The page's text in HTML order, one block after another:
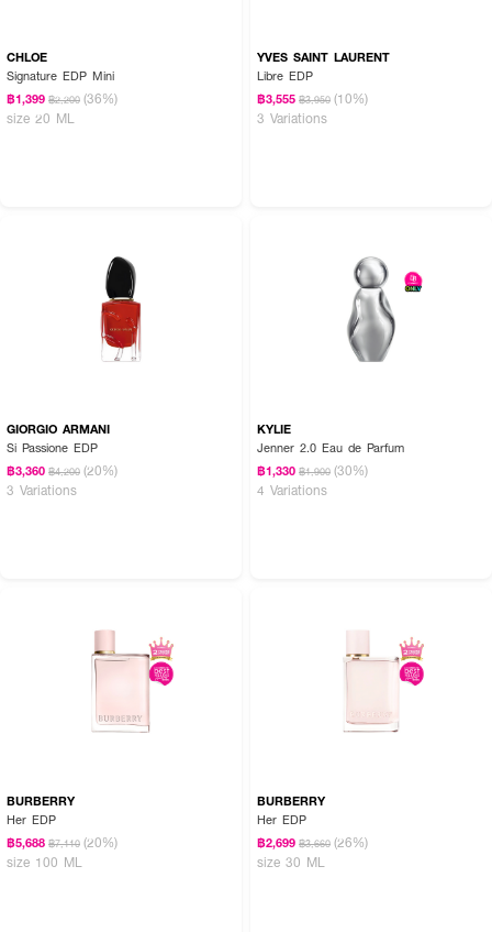
How To Use :
ฉีดPARIS HILTON Rose Rush EDP
ตามบริเวณจุดชีพจร เช่น ต้นคอ ข้อมือ
CHLOE
Signature EDP Mini
฿1,399 ฿2,200 (36%)
size 20 ML
YVES SAINT LAURENT
Libre EDP
฿3,555 ฿3,950 (10%)
3 Variations
GIORGIO ARMANI
Si Passione EDP
฿3,360 ฿4,200 (20%)
3 Variations
KYLIE
Jenner 2.0 Eau de Parfum
฿1,330 ฿1,900 (30%)
4 Variations
BURBERRY
Her EDP
฿5,688 ฿7,110 (20%)
size 100 ML
BURBERRY
Her EDP
฿2,699 ฿3,660 (26%)
size 30 ML